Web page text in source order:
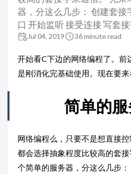
器，分这么几步： 创建套接
口 开始监听 接受连接 写套接
Jul 04, 2019 36 minute read
开始看C下边的网络编程了。前
是刚消化完基础使用。现在要来
简单的
网络编程么，只要不是想直接
都会选择抽象程度比较高的套
个简单的服务器，分这么几步：